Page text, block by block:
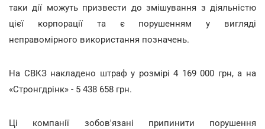
таки дії можуть призвести до змішування з діяльністю
цієї корпорації та є порушенням у вигляді
неправомірного використання позначень.
На СВКЗ накладено штраф у розмірі 4 169 000 грн, а на
«Стронгдрінк» - 5 438 658 грн.
Ці компанії зобов'язані припинити порушення